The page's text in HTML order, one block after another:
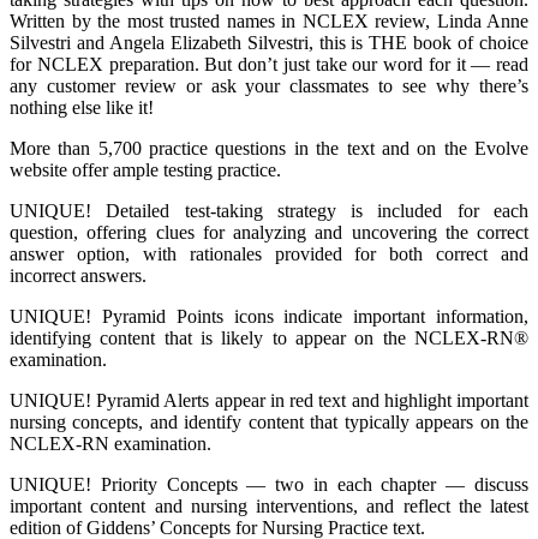
Written by the most trusted names in NCLEX review, Linda Anne
Silvestri and Angela Elizabeth Silvestri, this is THE book of choice
for NCLEX preparation. But don’t just take our word for it ― read
any customer review or ask your classmates to see why there’s
nothing else like it!
More than 5,700 practice questions in the text and on the Evolve
website offer ample testing practice.
UNIQUE! Detailed test-taking strategy is included for each
question, offering clues for analyzing and uncovering the correct
answer option, with rationales provided for both correct and
incorrect answers.
UNIQUE! Pyramid Points icons indicate important information,
identifying content that is likely to appear on the NCLEX-RN®
examination.
UNIQUE! Pyramid Alerts appear in red text and highlight important
nursing concepts, and identify content that typically appears on the
NCLEX-RN examination.
UNIQUE! Priority Concepts ― two in each chapter ― discuss
important content and nursing interventions, and reflect the latest
edition of Giddens’ Concepts for Nursing Practice text.